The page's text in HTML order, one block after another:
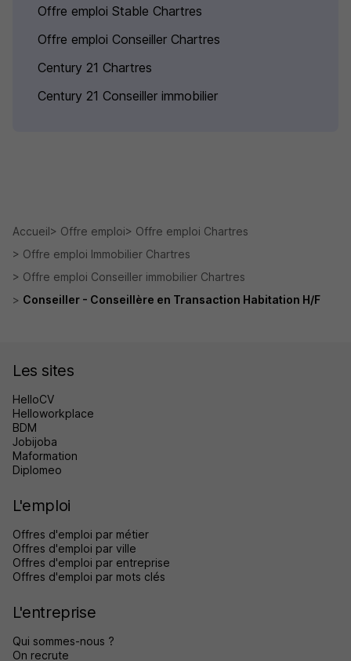
Offre emploi Stable Chartres
Offre emploi Conseiller Chartres
Century 21 Chartres
Century 21 Conseiller immobilier
Accueil Offre emploi
Offre emploi Chartres
Offre emploi Immobilier Chartres
Offre emploi Conseiller immobilier Chartres
Conseiller - Conseillère en Transaction Habitation H/F
Les sites
HelloCV
Helloworkplace
BDM
Jobijoba
Maformation
Diplomeo
L'emploi
Offres d'emploi par métier
Offres d'emploi par ville
Offres d'emploi par entreprise
Offres d'emploi par mots clés
L'entreprise
Qui sommes-nous ?
On recrute